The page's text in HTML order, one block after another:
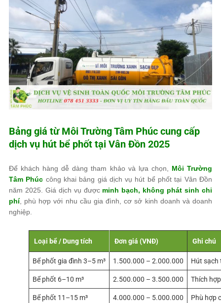
Bảng giá từ Môi Trường Tâm Phúc cung cấp
dịch vụ hút bể phốt tại Vân Đồn 2025
Để khách hàng dễ dàng tham khảo và lựa chọn, Môi Trường
Tâm Phúc công khai bảng giá dịch vụ hút bể phốt tại Vân Đồn
năm 2025. Giá dịch vụ được minh bạch, không phát sinh chi
phí, phù hợp với nhu cầu gia đình, cơ sở kinh doanh và doanh
nghiệp.
Loại bể / Dung tích Đơn giá (VNĐ) Ghi chú
Bể phốt gia đình 3–5 m³ 1.500.000 – 2.000.000 Hút sạch
Bể phốt 6–10 m³ 2.500.000 – 3.500.000 Thích
Bể phốt 11–15 m³ 4.000.000 – 5.000.000 Phù hợp